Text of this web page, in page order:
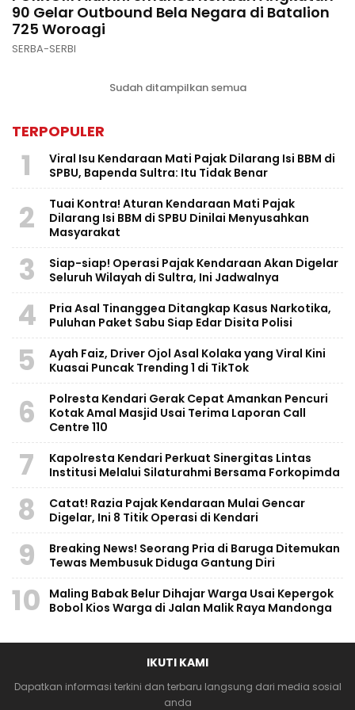
90 Gelar Outbound Bela Negara di Batalion
725 Woroagi
SERBA-SERBI
Sudah ditampilkan semua
TERPOPULER
1
Viral Isu Kendaraan Mati Pajak Dilarang Isi BBM di
SPBU, Bapenda Sultra: Itu Tidak Benar
2
Tuai Kontra! Aturan Kendaraan Mati Pajak
Dilarang Isi BBM di SPBU Dinilai Menyusahkan
Masyarakat
3
Siap-siap! Operasi Pajak Kendaraan Akan Digelar
Seluruh Wilayah di Sultra, Ini Jadwalnya
4
Pria Asal Tinanggea Ditangkap Kasus Narkotika,
Puluhan Paket Sabu Siap Edar Disita Polisi
5
Ayah Faiz, Driver Ojol Asal Kolaka yang Viral Kini
Kuasai Puncak Trending 1 di TikTok
6
Polresta Kendari Gerak Cepat Amankan Pencuri
Kotak Amal Masjid Usai Terima Laporan Call
Centre 110
7
Kapolresta Kendari Perkuat Sinergitas Lintas
Institusi Melalui Silaturahmi Bersama Forkopimda
8
Catat! Razia Pajak Kendaraan Mulai Gencar
Digelar, Ini 8 Titik Operasi di Kendari
9
Breaking News! Seorang Pria di Baruga Ditemukan
Tewas Membusuk Diduga Gantung Diri
10
Maling Babak Belur Dihajar Warga Usai Kepergok
Bobol Kios Warga di Jalan Malik Raya Mandonga
IKUTI KAMI
Dapatkan informasi terkini dan terbaru langsung dari media sosial
anda